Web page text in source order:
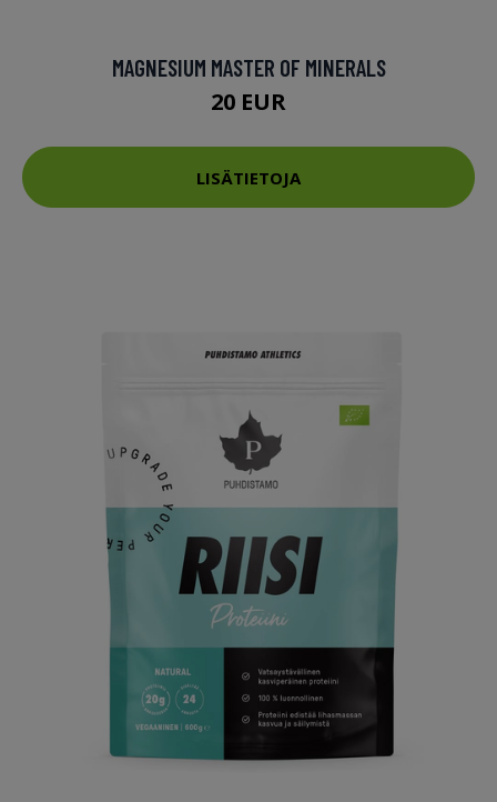
MAGNESIUM MASTER OF MINERALS
20 EUR
LISÄTIETOJA